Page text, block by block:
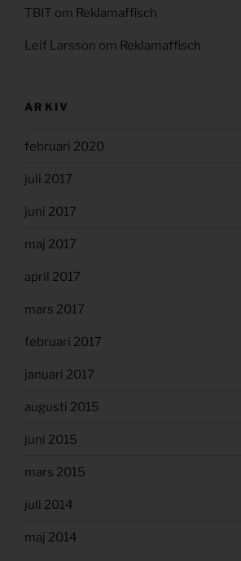
TBIT om Reklamaffisch
Leif Larsson om Reklamaffisch
ARKIV
februari 2020
juli 2017
juni 2017
maj 2017
april 2017
mars 2017
februari 2017
januari 2017
augusti 2015
juni 2015
mars 2015
juli 2014
maj 2014